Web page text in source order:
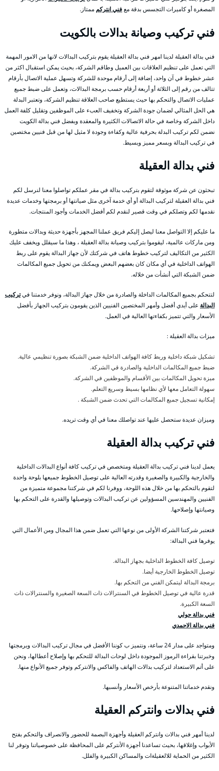
المصغرة أو كاميرات التجسس بدقة معفني انتركمممتاز.
فني تركيب وصيانة بدالات بالكويت
فني بدالة العقيلة لدينا امهر فني بدالة العقيلة يقوم بتركيب البدالات لانها من الامور المهمة
التي تعمل على تنظيم العلاقات بين العميل وطاقم الشركة، بحيث يمكن استقبال اكثر من
عشر خطوط في آن واحد، إضافة إلى أرقام موحدة للشركة وتسهل عملية الاتصال بأرقام
تتالف من رقم إلى الثلاثة أو أربعة أرقام حسب برمجة البدالات، وتعمل على ضبط جميع
عمليات الاتصال والتحكم بها حيث يستطيع صاحب العلاقة تنظيم الشركة، وتعتبر البدلة
هي الحل المثالي لضمان جودة الشركة وتخفيف العبء على الموظفين وتقليل كلفة العمل
داخل الشركة وخاصة في حالة الاتصالات الكثيرة والمعقدة وبفضل فني بدالة الكويت
نضمن لكم تركيب البدلة بحرفية عالية وكفاءة وجودة لا مثيل لها من قبل فنيين مختصين
في تركيب البدالة وبسعر مميز وبسيط.
فني بدالة العقيلة
تبحثون عن شركة موثوقة لتقوم بتركيب بدالة في مقر عملكم تواصلوا معنا لنرسل لكم
فني بدالة العقيلة لتركيب البدالة أو أي خدمة آخرى مثل صيانتها أو برمجتها وخدمات عديدة
نقدمها لكم وتصلكم في وقت قصير لنقدم لكم أفضل الخدمات وأجود المنتجات.
ما عليكم إلا التواصل معنا ليصل إليكم فريق عملنا المجهز بأجهزة حديثة وبدالات متطورة
ومن ماركات عالمية، ليقوموا بتركيب وصيانة بدالة العقيلة ، وهذا ما سيقلل ويخفف عليك
الكثير من التكاليف لتركيب خطوط هاتف في شركتك لأن جهاز البدالة يقوم على ربط
الهواتف الداخلية في أي مكان كان بعضهم البعض ويمكنك من تحويل جميع المكالمات
ضمن الشبكة التي أنشأت من خلاله.
لتتحكم بجميع المكالمات الداخلة والصادرة من خلال جهاز البدالة، ونوفر خدمتنا فيتركيب
البدالة على أيدي أفضل وأمهر المختصين الفنيين الذين يقومون بتركيب الجهاز بأفضل
الأسعار والتي تتميز بكفاءتها العالية في العمل.
ميزات بدالة العقيلة :
تشكيل شبكة داخلية وربط كافة الهواتف الداخلية ضمن الشبكة بصورة تنظيمي عالية.
ضبط جميع المكالمات الداخلية والصادرة قي الشركة.
ميزة تحويل المكالمات بين الأقسام والموظفين في الشركة.
سهولة التعامل معها لأي نظامها بسيط وسريع التعلم.
إمكانية تسجيل جميع المكالمات التي تحدث ضمن الشبكة .
وميزان عديدة ستحصل عليها عند تواصلك معنا في أي وقت تريده.
فني تركيب بدالة العقيلة
يعمل لدينا فني تركيب بدالة العقيلة ومتخصص في تركيب كافة أنواع البدالات الداخلية
والخارجية والكبيرة والصغيرة وقدرته العالية على توصيل الخطوط جميعها بلوحة واحدة
لتقوم بالتحكم بها من خلال هذه اللوحة، ووفرنا لكم في شركتنا مجموعة متميزة من
الفنيين والمهندسين المسؤولين عن تركيب البدالات وتوصيلها والقدرة على التحكم بها
وصيانتها وإصلاحها.
فتعتبر شركتنا الشركة الأولى من نوعها التي تعمل ضمن هذا المجال ومن الأعمال التي
يوفرها فني البدالة:
توصيل كافة الخطوط الداخلية بجهاز البدالة.
توصيل الخطوط الخارجية أيضا.
برمجة البدالة ليتمكن الفني من التحكم بها.
قدرة عالية في توصيل الخطوط في السنترالات ذات السعة الصغيرة والسنترالات ذات
السعة الكبيرة.
فني بدالة حولي
فني بدالة الاحمدي
ومتواجد على مدار 24 ساعة، ونتميز ب كوننا الأفضل في مجال تركيب البدالات وبرمجتها
وخبرتنا بقراءة الرموز الموجودة داخل لوحات البدالة للتحكم بها وإصلاح أعطالها، ونحن
على أتم الاستعداد لتركيب بدالات الهاتف والفاكس والانتركم وتوفر جميع الأنواع منها.
ونقدم خدماتنا المتنوعة بأرخص الأسعار وأنسبها.
فني بدالات وانتركم العقيلة
لدينا أمهر فني بدالات وانتركم العقيلة وأجهزة البصمة للحضور والانصراف والتحكم بفتح
الأبواب وإغلاقها، بحيث تساعدنا أجهزة الأنتركم على المحافظة على خصوصياتنا وتوفر لنا
الكثير من الحماية للالعقيلةات والمساكن الكبيرة والفلل.